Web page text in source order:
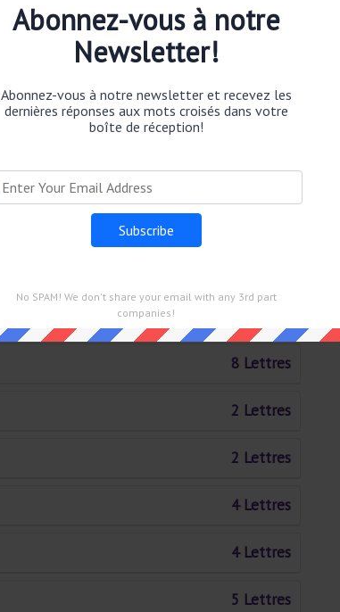
6 Lettres
8 Lettres
8 Lettres
2 Lettres
2 Lettres
4 Lettres
4 Lettres
5 Lettres
Abonnez-vous à notre
Newsletter!
Abonnez-vous à notre newsletter et recevez les
dernières réponses aux mots croisés dans votre
boîte de réception!
No SPAM! We don't share your email with any 3rd part
companies!